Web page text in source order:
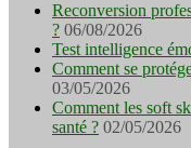
Reconversion
? 06/08/2026
Test intelligence
Comment se
03/05/2026
Comment les soft
santé ? 02/05/2026